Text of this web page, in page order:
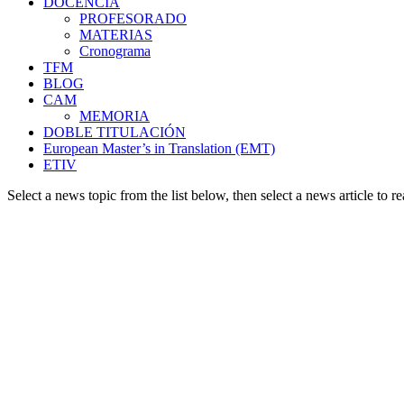
PROFESORADO
MATERIAS
Cronograma
TFM
BLOG
CAM
MEMORIA
DOBLE TITULACIÓN
European Master’s in Translation (EMT)
ETIV
Select a news topic from the list below, then select a news article to